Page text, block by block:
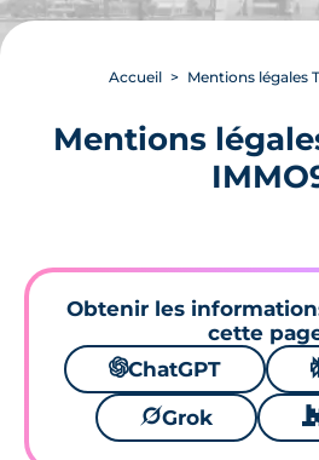
Accueil Mentions légales
Mentions
Obtenir les
cette
🌌ChatGPT
🪐Grok